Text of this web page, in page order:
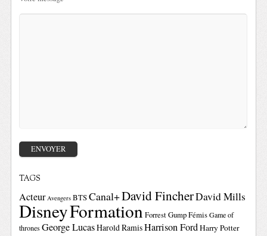
TAGS
Acteur Avengers BTSCanal+David FincherDavid Mills
DisneyFormationForrest GumpFémis Game of
thrones George LucasHarold RamisHarrison FordHarry Potter